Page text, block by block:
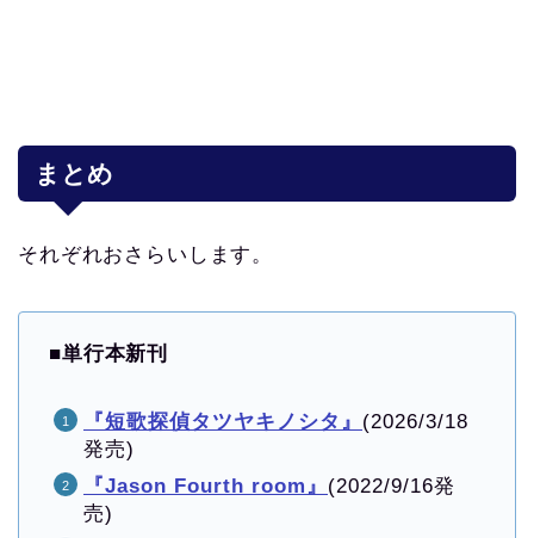
まとめ
それぞれおさらいします。
■単行本新刊
『短歌探偵タツヤキノシタ』 (2026/3/18
発売)
『Jason Fourth room』 (2022/9/16発
売)